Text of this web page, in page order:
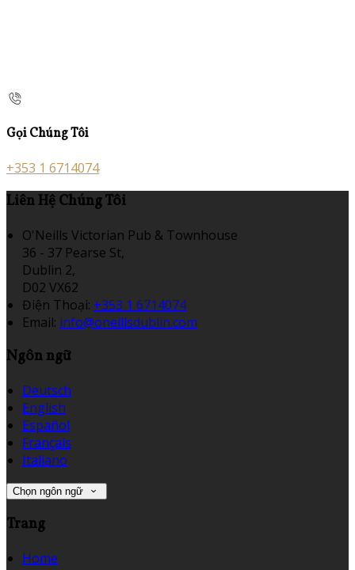
Gọi Chúng Tôi
+353 1 6714074
Liên Hệ Chúng Tôi
O'Neills Victorian Pub & Townhouse
36 - 37 Pearse St,
Dublin 2,
D02 VX62
Điện Thoại: +353 1 6714074
Email: info@oneillsdublin.com
Ngôn ngữ
Deutsch
English
Español
Français
Italiano
Chọn ngôn ngữ
Trang
Home